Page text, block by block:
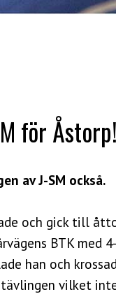
för Åstorp!
av J-SM också.
och gick till
BTK med
han och
tävlingen vilket